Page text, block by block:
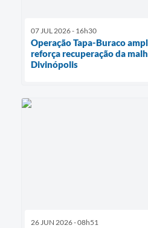
07 JUL 2026 - 16h30
Operação Tapa-Buraco
reforça recuperação da
Divinópolis
26 JUN 2026 - 08h51